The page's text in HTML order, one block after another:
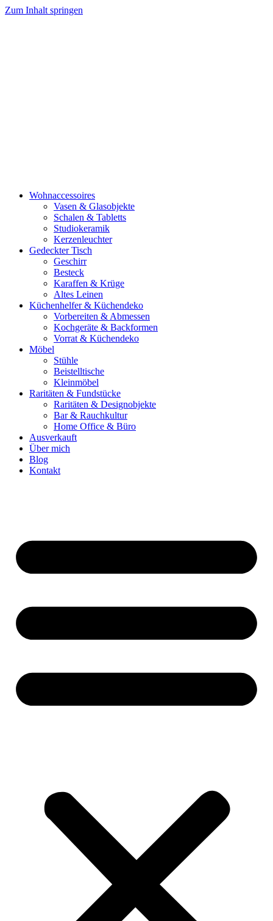
Zum Inhalt springen
Wohnaccessoires
Vasen & Glasobjekte
Schalen & Tabletts
Studiokeramik
Kerzenleuchter
Gedeckter Tisch
Geschirr
Besteck
Karaffen & Krüge
Altes Leinen
Küchenhelfer & Küchendeko
Vorbereiten & Abmessen
Kochgeräte & Backformen
Vorrat & Küchendeko
Möbel
Stühle
Beistelltische
Kleinmöbel
Raritäten & Fundstücke
Raritäten & Designobjekte
Bar & Rauchkultur
Home Office & Büro
Ausverkauft
Über mich
Blog
Kontakt